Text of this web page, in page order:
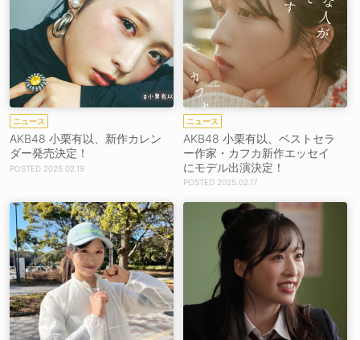
ニュース
AKB48 小栗有以、新作カレン
ダー発売決定！
2025.02.19
ニュース
AKB48 小栗有以、ベストセラ
ー作家・カフカ新作エッセイ
にモデル出演決定！
2025.02.17